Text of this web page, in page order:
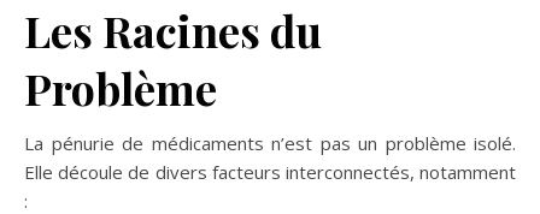
Les Racines du
Problème
La pénurie de médicaments n’est pas un problème isolé.
Elle découle de divers facteurs interconnectés, notamment
: